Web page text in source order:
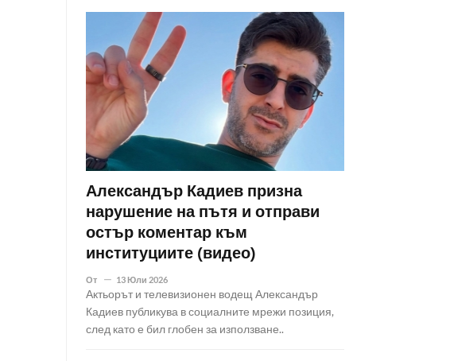
Александър Кадиев призна
нарушение на пътя и отправи
остър коментар към
институциите (видео)
От 13 Юли 2026
Актьорът и телевизионен водещ Александър
Кадиев публикува в социалните мрежи позиция,
след като е бил глобен за използване..